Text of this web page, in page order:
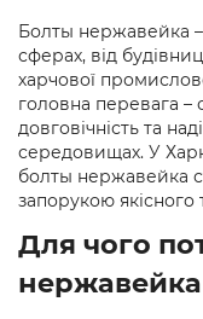
Болты нержавейка
сферах, від
харчової
головна перевага –
довговічність та
середовищах. У
болты нержавейка
запорукою якісного
Для чого
нержавейка